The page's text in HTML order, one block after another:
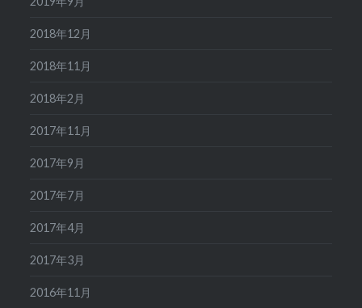
2018年12月
2018年11月
2018年2月
2017年11月
2017年9月
2017年7月
2017年4月
2017年3月
2016年11月